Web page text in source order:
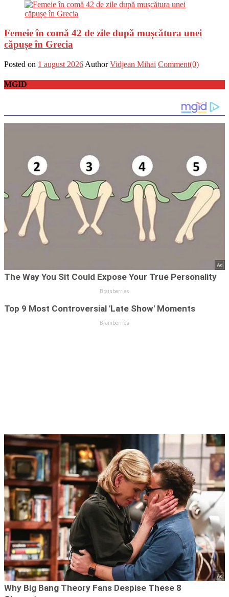
Femeie în comă 42 de zile după mușcătura unei
căpușe în Grecia
Posted on 1 august 2026 Author Vidjean Mihai Comment(0)
MGID